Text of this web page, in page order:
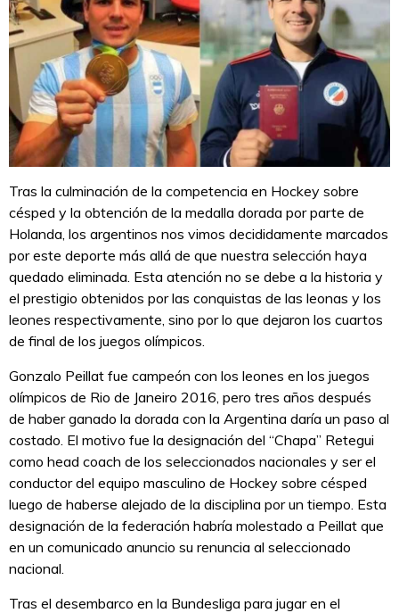
Tras la culminación de la competencia en Hockey sobre
césped y la obtención de la medalla dorada por parte de
Holanda, los argentinos nos vimos decididamente marcados
por este deporte más allá de que nuestra selección haya
quedado eliminada. Esta atención no se debe a la historia y
el prestigio obtenidos por las conquistas de las leonas y los
leones respectivamente, sino por lo que dejaron los cuartos
de final de los juegos olímpicos.
Gonzalo Peillat fue campeón con los leones en los juegos
olímpicos de Rio de Janeiro 2016, pero tres años después
de haber ganado la dorada con la Argentina daría un paso al
costado. El motivo fue la designación del “Chapa” Retegui
como head coach de los seleccionados nacionales y ser el
conductor del equipo masculino de Hockey sobre césped
luego de haberse alejado de la disciplina por un tiempo. Esta
designación de la federación habría molestado a Peillat que
en un comunicado anuncio su renuncia al seleccionado
nacional.
Tras el desembarco en la Bundesliga para jugar en el